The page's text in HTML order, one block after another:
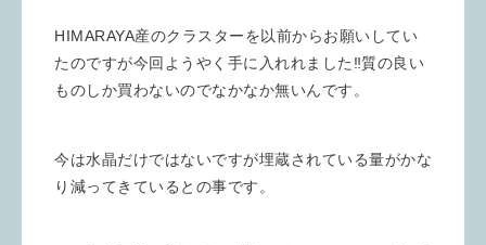
HIMARAYA産のクラスターを以前からお願いしてい
たのですが今回ようやく手に入れれました‼️質の良い
ものしか買わないのでなかなか無いんです。
今は水晶だけではないですが埋蔵されている量がかな
り減ってきているとの事です。